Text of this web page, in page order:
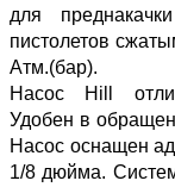
для
пистолетов
Атм.(бар).
Насос Hill
Удобен в
Насос оснащен
1/8 дюйма.